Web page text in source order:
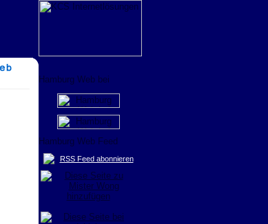
RSS Feed abonnieren